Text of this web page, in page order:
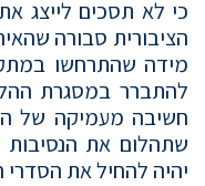
הציבורית סבורה
להתברר במסגרת
חשיבה מעמיקה של
שתהלום את הנסיבות
יהיה להחיל את הסדרי